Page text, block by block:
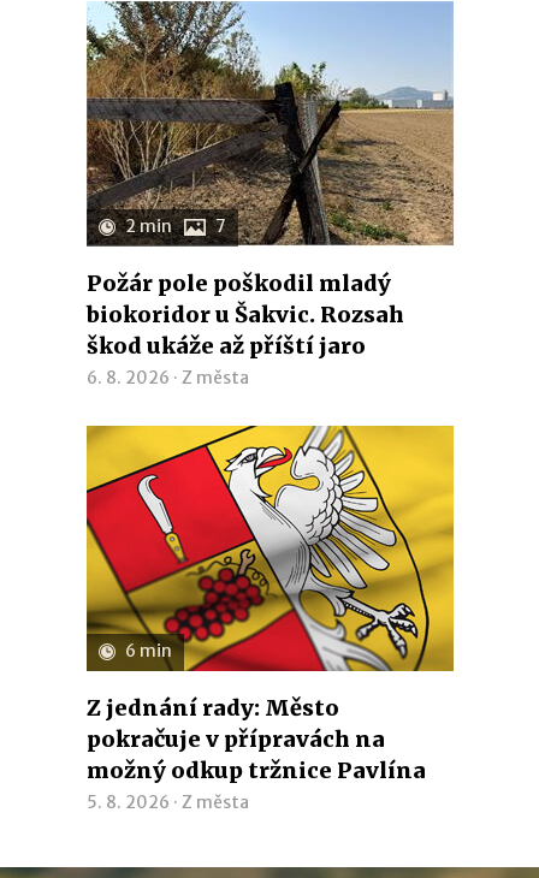
2 min 7
Požár pole poškodil mladý
biokoridor u Šakvic. Rozsah
škod ukáže až příští jaro
6. 8. 2026 · Z města
6 min
Z jednání rady: Město
pokračuje v přípravách na
možný odkup tržnice Pavlína
5. 8. 2026 · Z města